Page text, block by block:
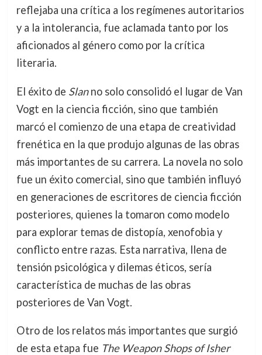
reflejaba una crítica a los regímenes autoritarios
y a la intolerancia, fue aclamada tanto por los
aficionados al género como por la crítica
literaria.
El éxito de Slanno solo consolidó el lugar de Van
Vogt en la ciencia ficción, sino que también
marcó el comienzo de una etapa de creatividad
frenética en la que produjo algunas de las obras
más importantes de su carrera. La novela no solo
fue un éxito comercial, sino que también influyó
en generaciones de escritores de ciencia ficción
posteriores, quienes la tomaron como modelo
para explorar temas de distopía, xenofobia y
conflicto entre razas. Esta narrativa, llena de
tensión psicológica y dilemas éticos, sería
característica de muchas de las obras
posteriores de Van Vogt.
Otro de los relatos más importantes que surgió
de esta etapa fue The Weapon Shops of Isher